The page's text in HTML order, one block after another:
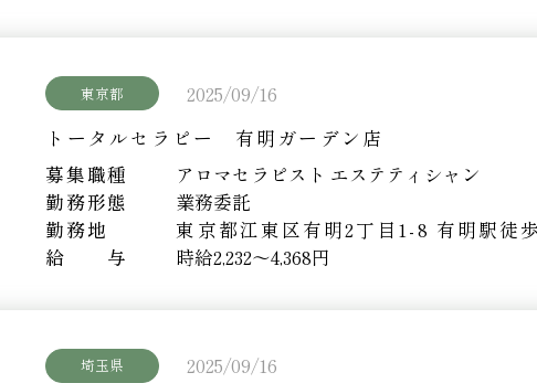
東京都
2025/09/16
トータルセラピー 有明ガーデン店
募集職種
アロマセラピスト エステティシャン
勤務形態
業務委託
勤務地
東京都江東区有明2丁目1-8 有明駅徒
給 与
時給2,232～4,368円
埼玉県
2025/09/16